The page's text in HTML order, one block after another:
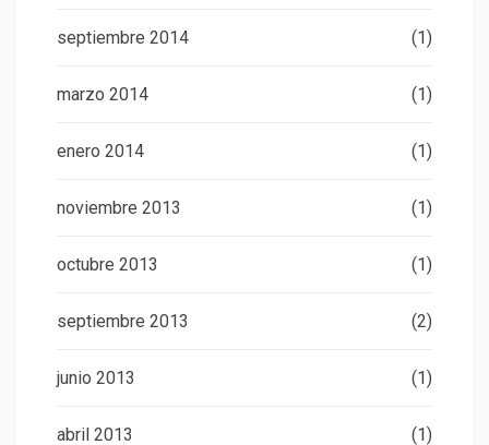
septiembre 2014 (1)
marzo 2014 (1)
enero 2014 (1)
noviembre 2013 (1)
octubre 2013 (1)
septiembre 2013 (2)
junio 2013 (1)
abril 2013 (1)